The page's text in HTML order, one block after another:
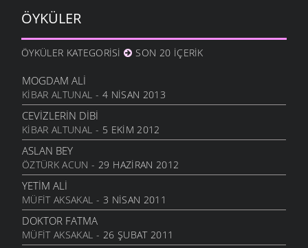
ÖYKÜLER
ÖYKÜLER KATEGORISI SON 20 İÇERIK
MOGDAM ALI
KIBAR ALTUNAL - 4 NISAN 2013
CEVIZLERIN DIBI
KIBAR ALTUNAL - 5 EKIM 2012
ASLAN BEY
ÖZTÜRK ACUN - 29 HAZIRAN 2012
YETIM ALI
MÜFIT AKSAKAL - 3 NISAN 2011
DOKTOR FATMA
MÜFIT AKSAKAL - 26 ŞUBAT 2011